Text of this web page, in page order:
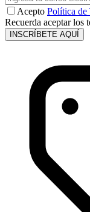
Acepto Política de
Recuerda aceptar los
INSCRÍBETE AQUÍ